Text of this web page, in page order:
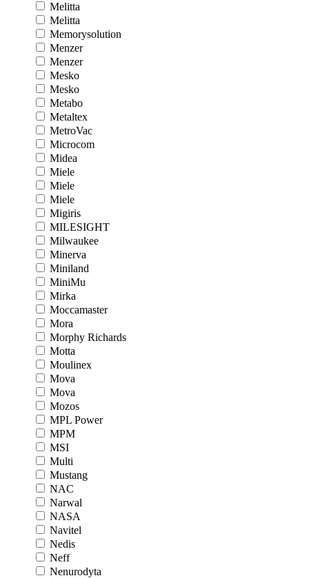
Melitta
Melitta
Memorysolution
Menzer
Menzer
Mesko
Mesko
Metabo
Metaltex
MetroVac
Microcom
Midea
Miele
Miele
Miele
Migiris
MILESIGHT
Milwaukee
Minerva
Miniland
MiniMu
Mirka
Moccamaster
Mora
Morphy Richards
Motta
Moulinex
Mova
Mova
Mozos
MPL Power
MPM
MSI
Multi
Mustang
NAC
Narwal
NASA
Navitel
Nedis
Neff
Nenurodyta